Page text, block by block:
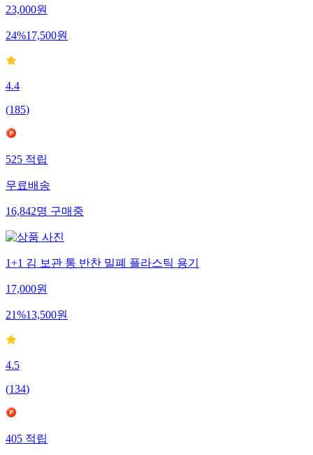
23,000원
24%17,500원
4.4
(185)
525적립
무료배송
16,842명구매중
1+1 김 보관 통 반찬 밀폐 플라스틱 용기
17,000원
21%13,500원
4.5
(134)
405적립